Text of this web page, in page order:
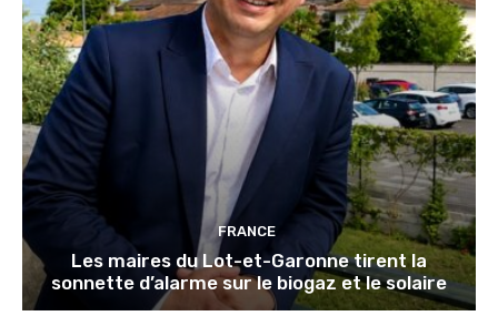
FRANCE
Les maires du Lot-et-Garonne tirent la
sonnette d’alarme sur le biogaz et le solaire